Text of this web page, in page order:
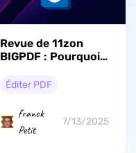
Revue de 11zon
BIGPDF : Pourquoi
recommander ?
Éditer PDF
franck
Petit
7/13/2025